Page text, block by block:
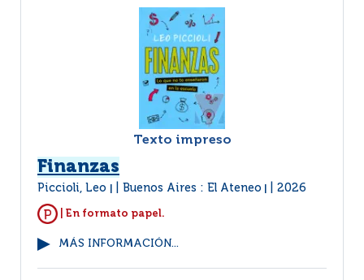
Texto impreso
Finanzas
Piccioli, Leo Buenos Aires : El Ateneo 2026
| En formato papel.
MÁS INFORMACIÓN...